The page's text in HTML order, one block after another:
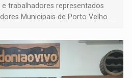
trabalhadores representados
Municipais de Porto Velho